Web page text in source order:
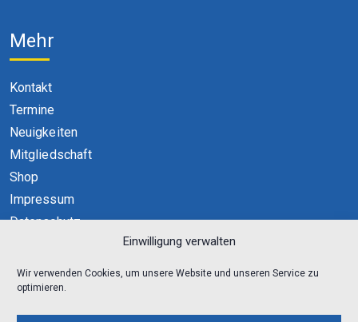
Einwilligung verwalten
Wir verwenden Cookies, um unsere Website und unseren Service zu
optimieren.
Mehr
Kontakt
Termine
Neuigkeiten
Mitgliedschaft
Shop
Impressum
Datenschutz
Cookie-Richtlinie (EU)